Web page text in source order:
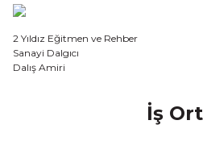
2 Yıldız Eğitmen ve Rehber
Sanayi Dalgıcı
Dalış Amiri
İş